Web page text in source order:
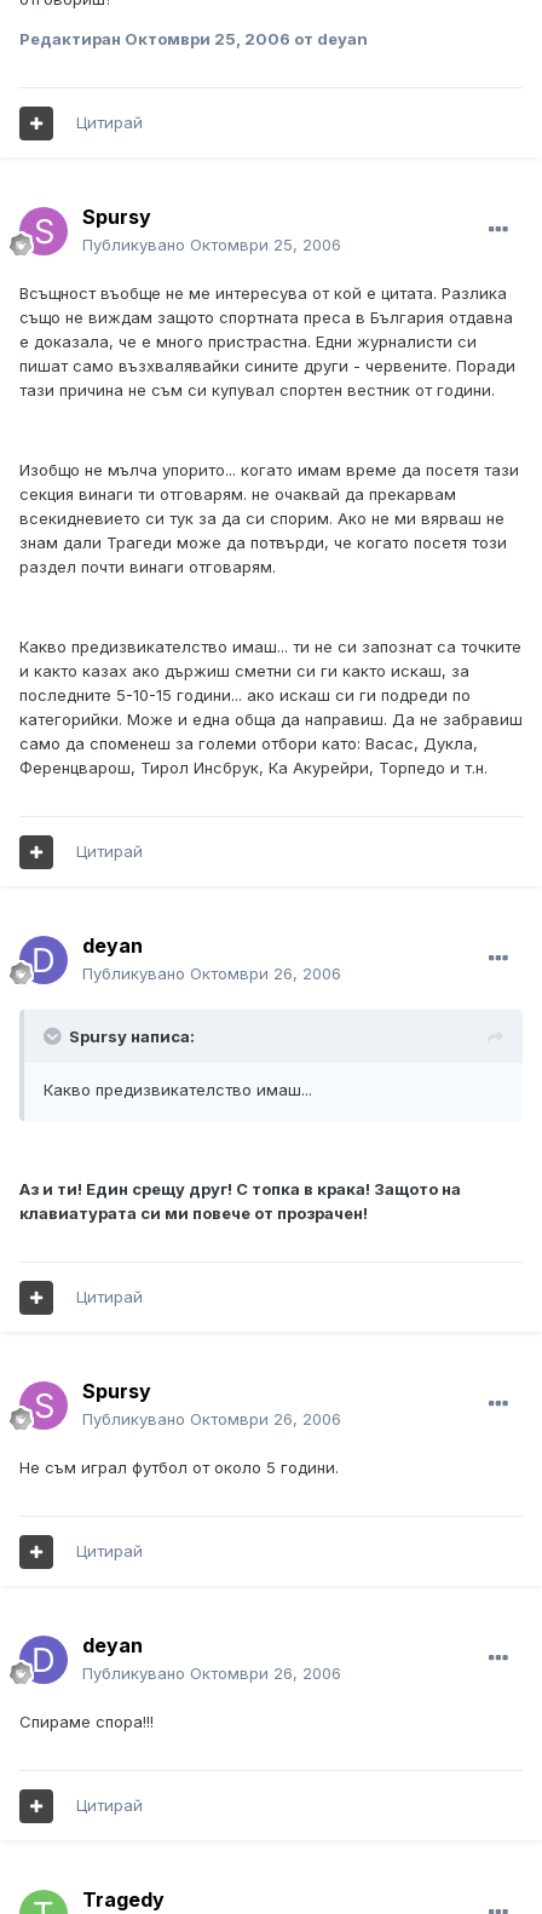
Редактиран Октомври 25, 2006 от deyan
Цитирай
Spursy
Публикувано Октомври 25, 2006
Всъщност въобще не ме интересува от кой е цитата. Разлика
също не виждам защото спортната преса в България отдавна
е доказала, че е много пристрастна. Едни журналисти си
пишат само възхвалявайки сините други - червените. Поради
тази причина не съм си купувал спортен вестник от години.
Изобщо не мълча упорито... когато имам време да посетя тази
секция винаги ти отговарям. не очаквай да прекарвам
всекидневието си тук за да си спорим. Ако не ми вярваш не
знам дали Трагеди може да потвърди, че когато посетя този
раздел почти винаги отговарям.
Какво предизвикателство имаш... ти не си запознат са точките
и както казах ако държиш сметни си ги както искаш, за
последните 5-10-15 години... ако искаш си ги подреди по
категорийки. Може и една обща да направиш. Да не забравиш
само да споменеш за големи отбори като: Васас, Дукла,
Ференцварош, Тирол Инсбрук, Ка Акурейри, Торпедо и т.н.
Цитирай
deyan
Публикувано Октомври 26, 2006
Spursy написа:
Какво предизвикателство имаш...
Аз и ти! Един срещу друг! С топка в крака! Защото на
клавиатурата си ми повече от прозрачен!
Цитирай
Spursy
Публикувано Октомври 26, 2006
Не съм играл футбол от около 5 години.
Цитирай
deyan
Публикувано Октомври 26, 2006
Спираме спора!!!
Цитирай
Tragedy